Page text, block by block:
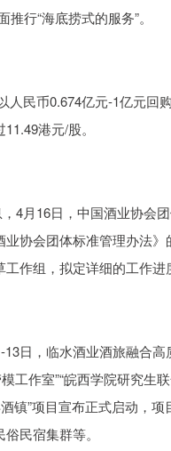
行“海底捞式的服务”。
人民币0.674亿元-1亿元回
港元/股。
4月16日，中国酒业协会
协会团体标准管理办法
作组，拟定详细的工作进
日，临水酒业酒旅融合
工作室”“皖西学院研究生
镇”项目宣布正式启动，
民宿集群等。